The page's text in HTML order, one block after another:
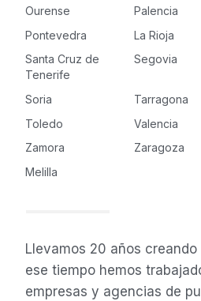
Ourense
Palencia
Pontevedra
La Rioja
Santa Cruz de
Tenerife
Segovia
Soria Tarragona
Toledo
Valencia
Zamora
Zaragoza
Melilla
Llevamos 20 años creando
ese tiempo hemos
empresas y agencias de